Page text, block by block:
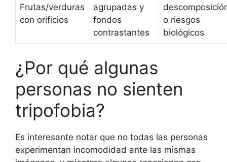
Frutas/verduras
con orificios
agrupadas y
fondos
contrastantes
o riesgos
biológicos
¿Por qué algunas
personas no sienten
tripofobia?
Es interesante notar que no todas las personas
experimentan incomodidad ante las mismas